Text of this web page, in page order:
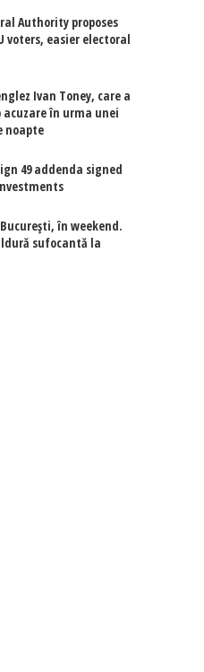
Authority proposes
voters, easier electoral
Ivan Toney, care a
în urma unei
noapte
49 addenda signed
în weekend.
sufocantă la